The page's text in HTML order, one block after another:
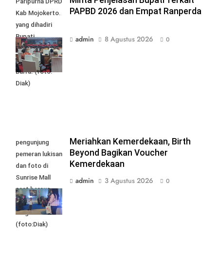
Kab Mojokerto.
yang dihadiri
Bupati
Mojokerto
Muhamad Al
Barra. (foto:
Diak)
PAPBD 2026 dan Empat Ranperda
admin 8 Agustus 2026 0
pengunjung
pemeran lukisan
dan foto di
Sunrise Mall
saat bersua
foto bersama
Moge Klasik.
(foto:Diak)
Meriahkan Kemerdekaan, Birth
Beyond Bagikan Voucher
Kemerdekaan
admin
3 Agustus 2026 0